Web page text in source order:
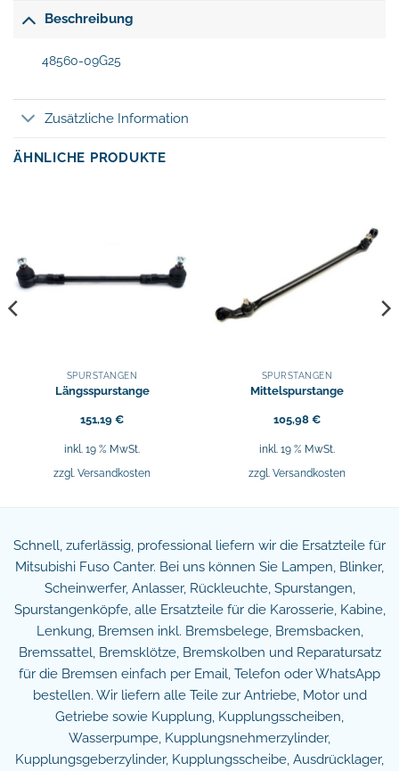
Beschreibung
48560-09G25
Zusätzliche Information
ÄHNLICHE PRODUKTE
SPURSTANGEN
Längsspurstange
151,19 €
inkl. 19 % MwSt.
zzgl. Versandkosten
SPURSTANGEN
Mittelspurstange
105,98 €
inkl. 19 % MwSt.
zzgl. Versandkosten
Schnell, zuferlässig, professional liefern wir die Ersatzteile für
Mitsubishi Fuso Canter. Bei uns können Sie Lampen, Blinker,
Scheinwerfer, Anlasser, Rückleuchte, Spurstangen,
Spurstangenköpfe, alle Ersatzteile für die Karosserie, Kabine,
Lenkung, Bremsen inkl. Bremsbelege, Bremsbacken,
Bremssattel, Bremsklötze, Bremskolben und Reparatursatz
für die Bremsen einfach per Email, Telefon oder WhatsApp
bestellen. Wir liefern alle Teile zur Antriebe, Motor und
Getriebe sowie Kupplung, Kupplungsscheiben,
Wasserpumpe, Kupplungsnehmerzylinder,
Kupplungsgeberzylinder, Kupplungsscheibe, Ausdrücklager,